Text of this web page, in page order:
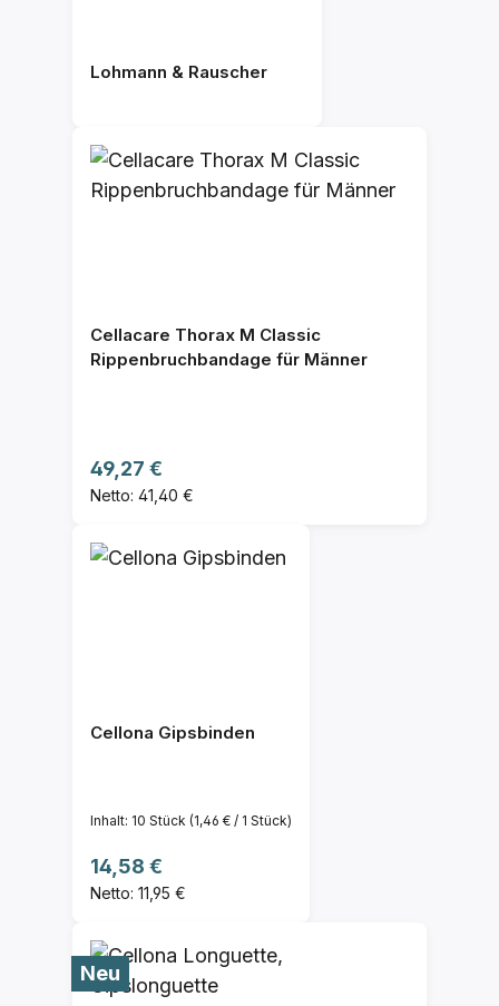
Lohmann & Rauscher
Cellacare Thorax M Classic
Rippenbruchbandage für Männer
Regulärer Preis:
49,27 €
Netto: 41,40 €
Cellona Gipsbinden
Inhalt: 10 Stück (1,46 € / 1 Stück)
Regulärer Preis:
14,58 €
Netto: 11,95 €
Neu